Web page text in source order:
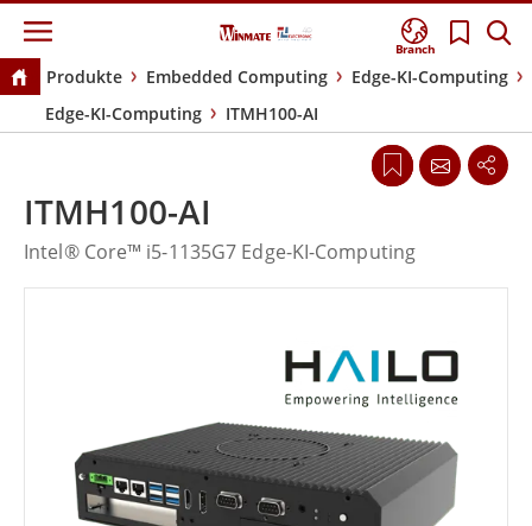
Branch
Produkte Embedded Computing
Edge-KI-Computing
Edge-KI-Computing
ITMH100-AI
ITMH100-AI
Intel® Core™ i5-1135G7 Edge-KI-Computing